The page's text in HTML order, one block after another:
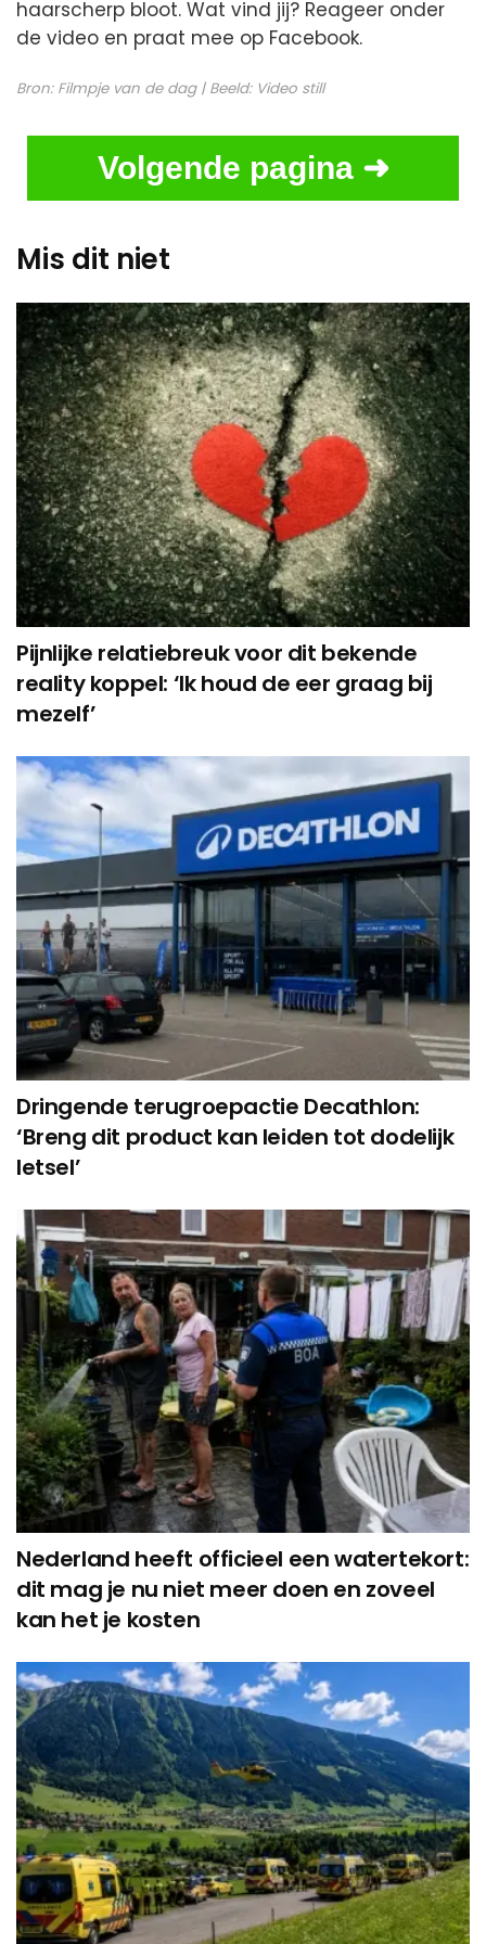
haarscherp bloot. Wat vind jij? Reageer onder
de video en praat mee op Facebook.
Bron: Filmpje van de dag| Beeld: Video still
Volgende pagina ➜
Mis dit niet
Pijnlijke relatiebreuk voor dit bekende
reality koppel: ‘Ik houd de eer graag bij
mezelf’
Dringende terugroepactie Decathlon:
‘Breng dit product kan leiden tot dodelijk
letsel’
Nederland heeft officieel een watertekort:
dit mag je nu niet meer doen en zoveel
kan het je kosten